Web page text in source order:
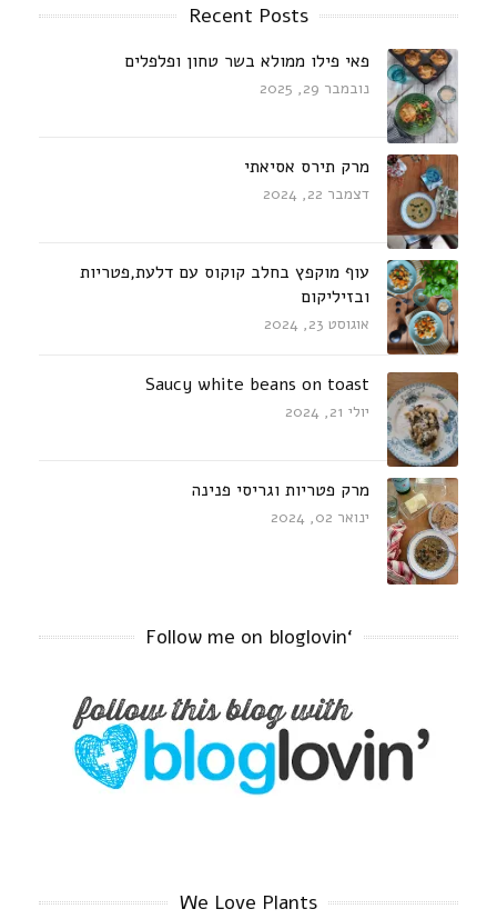
Recent Posts
פאי פילו ממולא בשר טחון ופלפלים
נובמבר 29, 2025
מרק תירס אסיאתי
דצמבר 22, 2024
עוף מוקפץ בחלב קוקוס עם דלעת,פטריות
ובזיליקום
אוגוסט 23, 2024
Saucy white beans on toast
יולי 21, 2024
מרק פטריות וגריסי פנינה
ינואר 02, 2024
‘Follow me on bloglovin
We Love Plants